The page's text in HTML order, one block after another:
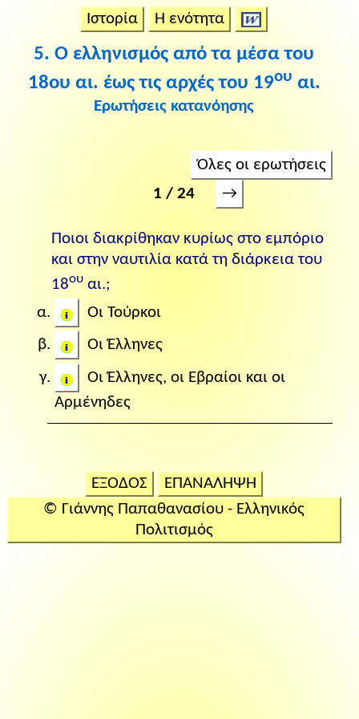
Ιστορία Η ενότητα
5. Ο ελληνισμός από τα μέσα του
18ου αι. έως τις αρχές του 19ουαι.
Ερωτήσεις κατανόησης
Όλες οι ερωτήσεις
1 / 24
→
Ποιοι διακρίθηκαν κυρίως στο εμπόριο
και στην ναυτιλία κατά τη διάρκεια του
18ουαι.;
Οι Τούρκοι
Οι Έλληνες
Οι Έλληνες, οι Εβραίοι και οι
Αρμένηδες
ΕΞΟΔΟΣ
ΕΠΑΝΑΛΗΨΗ
© Γιάννης Παπαθανασίου - Ελληνικός
Πολιτισμός